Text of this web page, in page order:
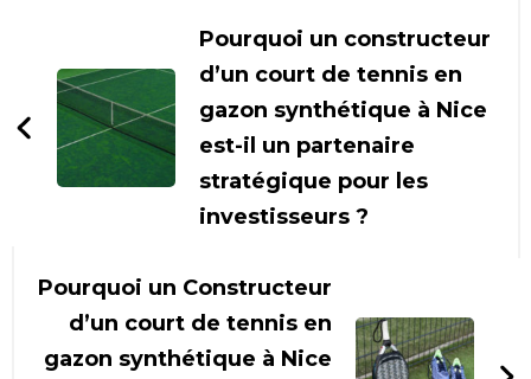
Pourquoi un constructeur
d’un court de tennis en
gazon synthétique à Nice
est-il un partenaire
stratégique pour les
investisseurs ?
Pourquoi un Constructeur
d’un court de tennis en
gazon synthétique à Nice